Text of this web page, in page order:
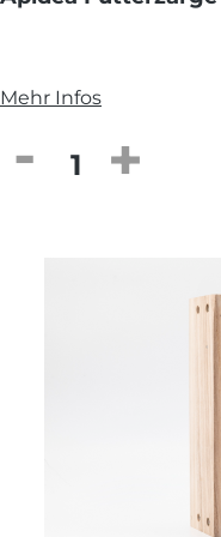
Mehr Infos
Produkt Anzahl: